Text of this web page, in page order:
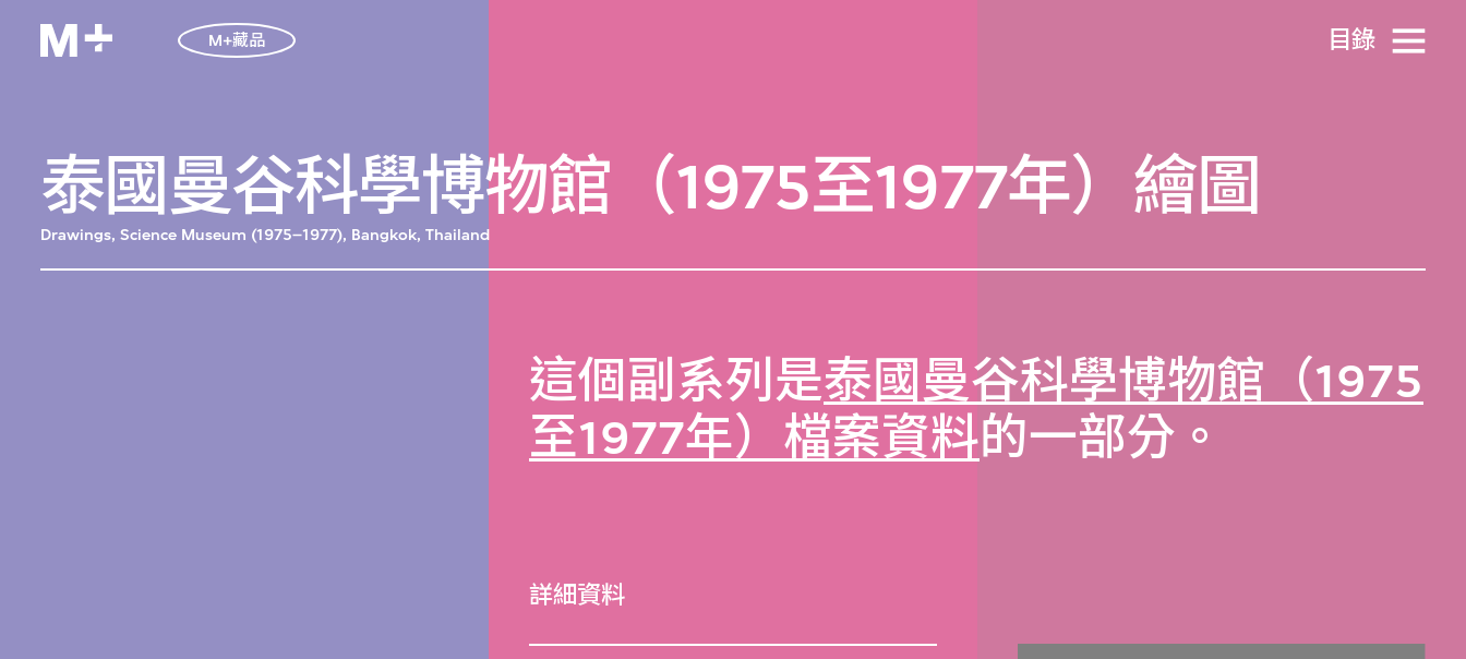
M+藏品 目​錄
泰國曼谷科學博物館（1975至1977年）繪圖
Drawings, Science Museum (1975–1977), Bangkok, Thailand
這個副系列是泰國曼谷科學博物館（1975
至1977年）檔案資料的一部分。
詳細資料